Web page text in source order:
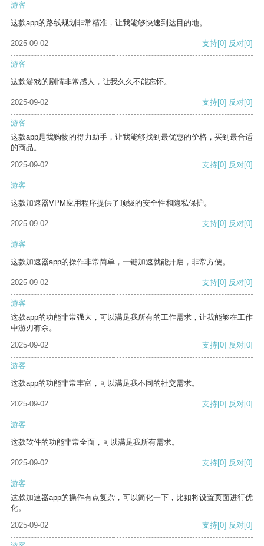
游客
这款app的路线规划非常精准，让我能够快速到达目的地。
2025-09-02 支持[0] 反对[0]
游客
这款游戏的剧情非常感人，让我久久不能忘怀。
2025-09-02 支持[0] 反对[0]
游客
这款app是我购物的得力助手，让我能够找到最优惠的价格，买到最合适
的商品。
2025-09-02
支持[0] 反对[0]
游客
这款加速器VPM应用程序提供了顶级的安全性和隐私保护。
2025-09-02 支持[0] 反对[0]
游客
这款加速器app的操作非常简单，一键加速就能开启，非常方便。
2025-09-02 支持[0] 反对[0]
游客
这款app的功能非常强大，可以满足我所有的工作需求，让我能够在工作
中游刃有余。
2025-09-02
支持[0] 反对[0]
游客
这款app的功能非常丰富，可以满足我不同的社交需求。
2025-09-02 支持[0] 反对[0]
游客
这款软件的功能非常全面，可以满足我所有需求。
2025-09-02 支持[0] 反对[0]
游客
这款加速器app的操作有点复杂，可以简化一下，比如将设置页面进行优
化。
2025-09-02
支持[0] 反对[0]